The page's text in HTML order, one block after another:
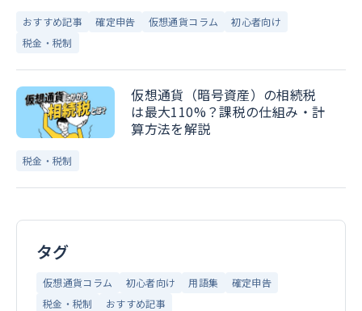
おすすめ記事 確定申告 仮想通貨コラム
初心者向け
税金・税制
仮想通貨（暗号資産）の相続税
は最大110%？課税の仕組み・計
算方法を解説
税金・税制
タグ
仮想通貨コラム 初心者向け 用語集
確定申告
税金・税制
おすすめ記事